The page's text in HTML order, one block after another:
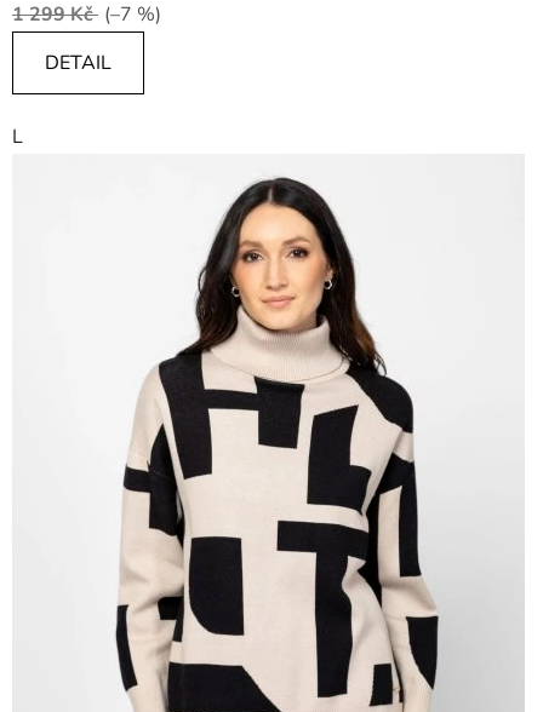
1 299 Kč (–7 %)
DETAIL
L